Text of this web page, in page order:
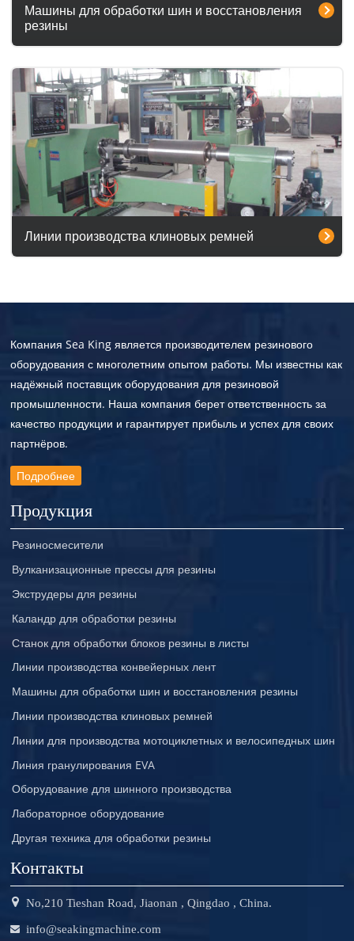
Машины для обработки шин и восстановления
резины
Линии производства клиновых ремней
Компания Sea King является производителем резинового
оборудования с многолетним опытом работы. Мы известны как
надёжный поставщик оборудования для резиновой
промышленности. Наша компания берет ответственность за
качество продукции и гарантирует прибыль и успех для своих
партнёров.
Подробнее
Продукция
Резиносмесители
Вулканизационные прессы для резины
Экструдеры для резины
Каландр для обработки резины
Станок для обработки блоков резины в листы
Линии производства конвейерных лент
Машины для обработки шин и восстановления резины
Линии производства клиновых ремней
Линии для производства мотоциклетных и велосипедных шин
Линия гранулирования EVA
Оборудование для шинного производства
Лабораторное оборудование
Другая техника для обработки резины
Контакты
No,210 Tieshan Road, Jiaonan , Qingdao , China.
info@seakingmachine.com